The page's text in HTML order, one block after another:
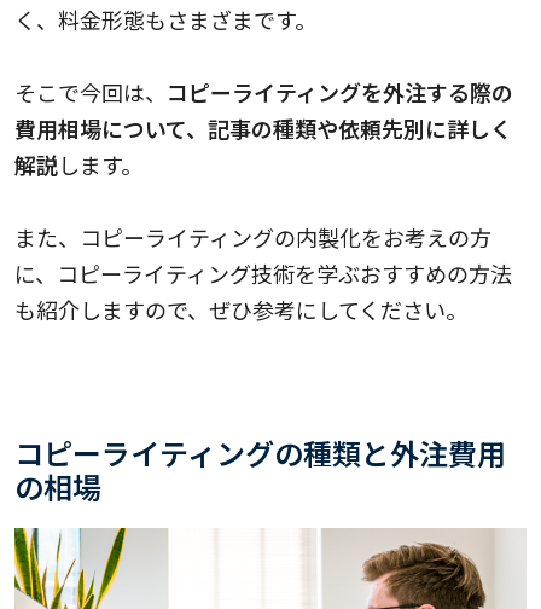
く、料金形態もさまざまです。
そこで今回は、 コピーライティングを外注する際の
費用相場について、記事の種類や依頼先別に詳しく
解説します。
また、コピーライティングの内製化をお考えの方
に、コピーライティング技術を学ぶおすすめの方法
も紹介しますので、ぜひ参考にしてください。
コピーライティングの種類と外注費用
の相場